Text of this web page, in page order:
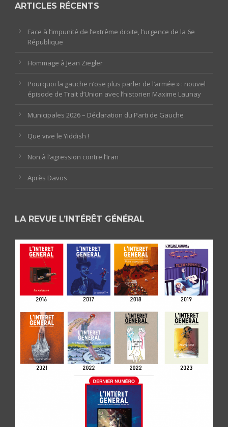
ARTICLES RÉCENTS
Face à l’impunité de l’extrême droite, l’urgence de la 6e
République
Hommage à Jean Ziegler
Pourquoi la gauche n’ose plus parler de l’armée » : nouvel
épisode de Trait d’Union avec l’historien Maxime Launay
Municipales 2026 – Déclaration du Parti de Gauche
Que vive le Yiddish !
Non à l’agression contre l’Iran
Après Davos
LA REVUE L’INTÉRÊT GÉNÉRAL